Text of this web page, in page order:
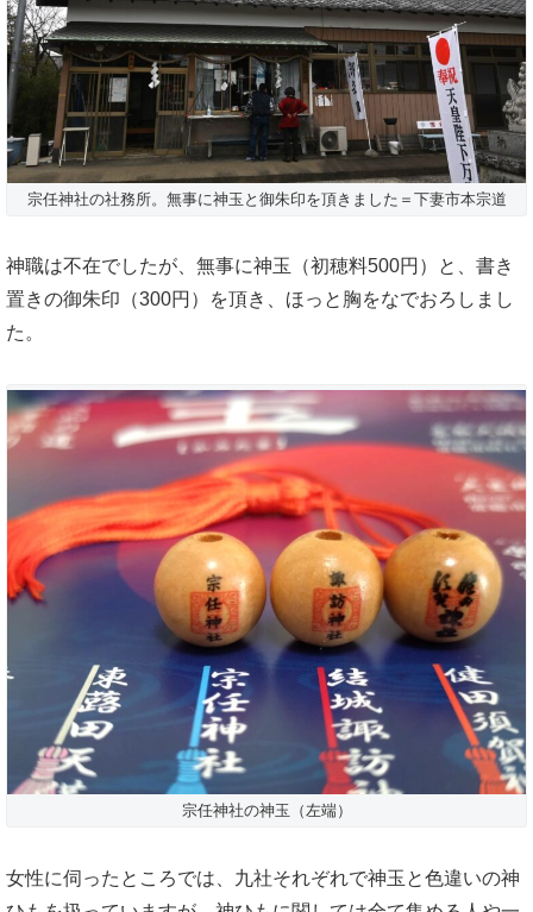
宗任神社の社務所。無事に神玉と御朱印を頂きました＝下妻市本宗道
神職は不在でしたが、無事に神玉（初穂料500円）と、書き
置きの御朱印（300円）を頂き、ほっと胸をなでおろしまし
た。
宗任神社の神玉（左端）
女性に伺ったところでは、九社それぞれで神玉と色違いの神